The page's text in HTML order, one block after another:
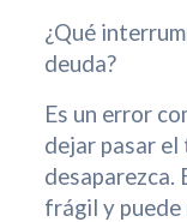
¿Qué
deuda?
Es un error
dejar pasar el
desaparezca.
frágil y